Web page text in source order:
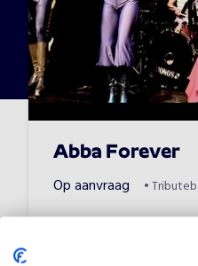
Abba Forever
Op aanvraag •